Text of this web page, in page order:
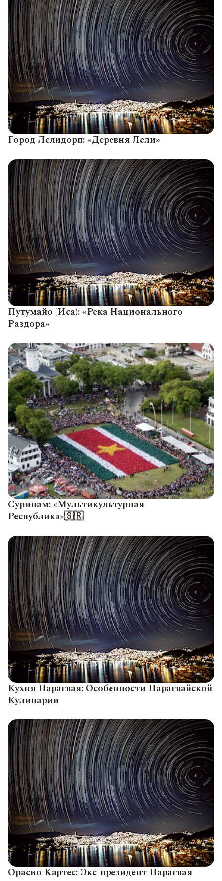
Город Лелидорп: «Деревня Лели»
Путумайо (Иса): «Река Национального
Раздора»
Суринам: «Мультикультурная
Республика»🇸🇷
Кухня Парагвая: Особенности Парагвайской
Кулинарии
Орасио Картес: Экс-президент Парагвая